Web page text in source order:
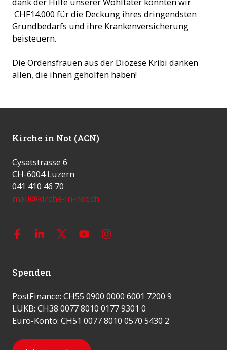
CHF14.000 für die Deckung ihres dringendsten
Grundbedarfs und ihre Krankenversicherung
beisteuern.
Die Ordensfrauen aus der Diözese Kribi danken
allen, die ihnen geholfen haben!
Kirche in Not (ACN)
Cysatstrasse 6
CH-6004 Luzern
041 410 46 70
mail@kirche-in-not.ch
Spenden
PostFinance: CH55 0900 0000 6001 7200 9
LUKB: CH38 0077 8010 0177 9301 0
Euro-Konto: CH51 0077 8010 0570 5430 2